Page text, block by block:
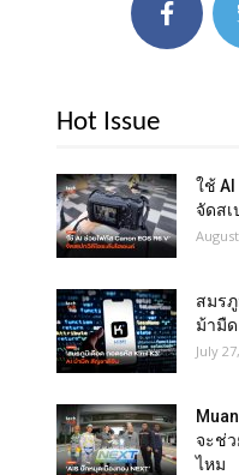
Hot Issue
ใช้ AI
จัดสเ
สมรภู
ม้ามื
July
จะช่ว
ไหม